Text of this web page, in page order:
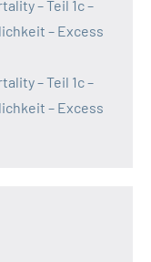
– Teil 1c –
– Excess
– Teil 1c –
– Excess